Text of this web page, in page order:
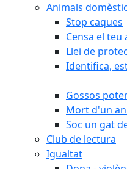
Animals
Stop caques
Censa el teu
Llei de
Identifica,
Gossos
Mort d'un
Soc un gat
Club de lectura
Igualtat